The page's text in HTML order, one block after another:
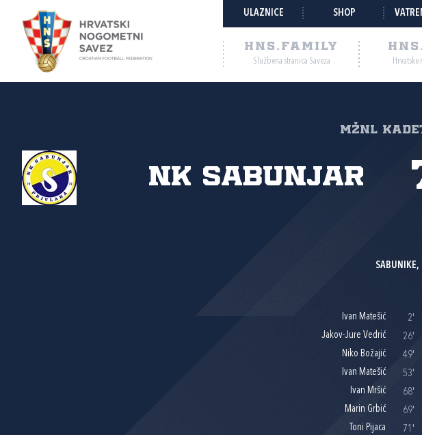
ULAZNICE SHOP
HNS.FAMILY
Službena stranica Saveza
MŽNL
NK Sabunjar
Ivan Matešić
2'
Jakov-Jure Vedrić
26'
Niko Božajić
49'
Ivan Matešić
53'
Ivan Mršić
68'
Marin Grbić
69'
Toni Pijaca
71'